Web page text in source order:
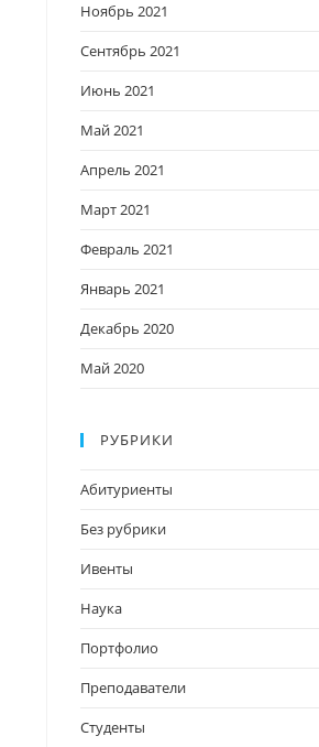
Ноябрь 2021
Сентябрь 2021
Июнь 2021
Май 2021
Апрель 2021
Март 2021
Февраль 2021
Январь 2021
Декабрь 2020
Май 2020
РУБРИКИ
Абитуриенты
Без рубрики
Ивенты
Наука
Портфолио
Преподаватели
Студенты